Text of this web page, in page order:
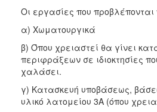
2017
2016
2015
2013
Οι εργασίες που προβλέπονται
α) Χωματουργικά
β) Όπου χρειαστεί θα γίνει
περιφράξεων σε ιδιοκτησίες
χαλάσει.
γ) Κατασκευή υποβάσεως,
υλικό λατομείου 3Α (όπου